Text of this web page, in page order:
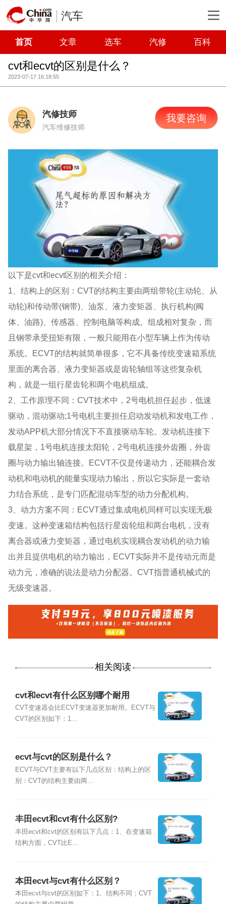
汽车
首页 文章 选车 汽修 百科
cvt和ecvt的区别是什么？
2023-07-17 16:18:55
汽修技师
汽车维修技师
我要咨询
以下是cvt和ecvt区别的相关介绍：
1、结构上的区别：CVT的结构主要由两组带轮(主动轮、从
动轮)和传动带(钢带)、油泵、液力变矩器、执行机构(阀
体、油路)、传感器、控制电脑等构成。组成相对复杂，而
且钢带承受扭矩有限，一般只能用在小型车辆上作为传动
系统。ECVT的结构就简单很多，它不具备传统变速箱系统
里面的离合器、液力变矩器或是齿轮轴组等这些复杂机
构，就是一组行星齿轮和两个电机组成。
2、工作原理不同：CVT技术中，2号电机担任起步，低速
驱动，混动驱动;1号电机主要担任启动发动机和发电工作，
发动APP机大部分情况下不直接驱动车轮。发动机连接下
载星架，1号电机连接太阳轮，2号电机连接外齿圈，外齿
圈与动力输出轴连接。ECVT不仅是传递动力，还能耦合发
动机和电动机的能量实现动力输出，所以它实际是一套动
力结合系统，是专门匹配混动车型的动力分配机构。
3、动力方案不同：ECVT通过集成电机同样可以实现无极
变速。这种变速箱结构包括行星齿轮组和两台电机，没有
离合器或液力变矩器，通过电机实现耦合发动机的动力输
出并且提供电机的动力输出，ECVT实际并不是传动元而是
动力元，准确的说法是动力分配器。CVT指普通机械式的
无级变速器。
相关阅读
cvt和ecvt有什么区别哪个耐用
CVT变速器会比ECVT变速器更加耐用。ECVT与
CVT的区别如下：1...
ecvt与cvt的区别是什么？
ECVT与CVT主要有以下几点区别：结构上的区
别：CVT的结构主要由两...
丰田ecvt和cvt有什么区别?
丰田ecvt和cvt的区别有以下几点：1、在变速箱
结构方面，CVT比E...
本田ecvt与cvt有什么区别？
本田ecvt与cvt的区别如下：1、结构不同：CVT